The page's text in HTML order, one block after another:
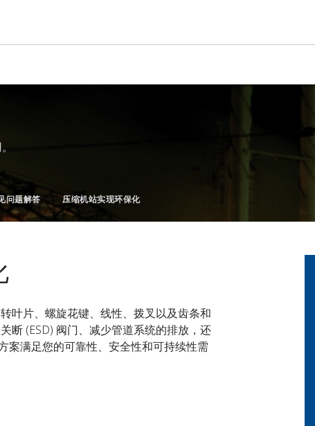
问题解答 压缩机站实现环保化
叶片、螺旋花键、线性、拨叉以及齿条和
断 (ESD) 阀门、减少管道系统的排放，还
案满足您的可靠性、安全性和可持续性需